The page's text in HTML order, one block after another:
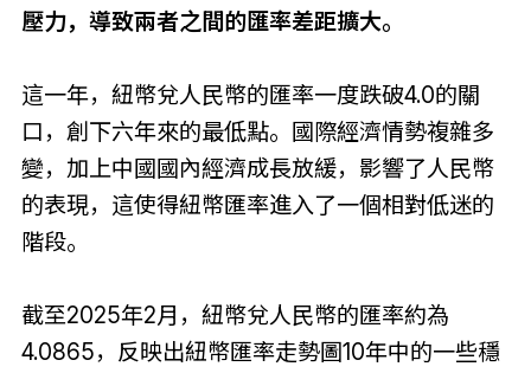
壓力，導致兩者之間的匯率差距擴大。
這一年，紐幣兌人民幣的匯率一度跌破4.0的關
口，創下六年來的最低點。國際經濟情勢複雜多
變，加上中國國內經濟成長放緩，影響了人民幣
的表現，這使得紐幣匯率進入了一個相對低迷的
階段。
截至2025年2月，紐幣兌人民幣的匯率約為
4.0865，反映出紐幣匯率走勢圖10年中的一些穩